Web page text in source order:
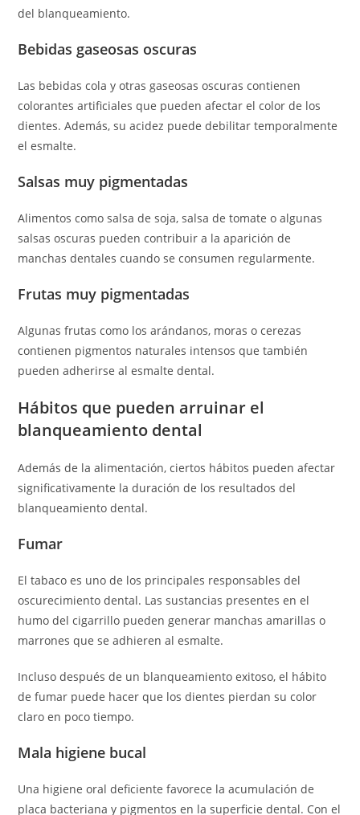
del blanqueamiento.
Bebidas gaseosas oscuras
Las bebidas cola y otras gaseosas oscuras contienen
colorantes artificiales que pueden afectar el color de los
dientes. Además, su acidez puede debilitar temporalmente
el esmalte.
Salsas muy pigmentadas
Alimentos como salsa de soja, salsa de tomate o algunas
salsas oscuras pueden contribuir a la aparición de
manchas dentales cuando se consumen regularmente.
Frutas muy pigmentadas
Algunas frutas como los arándanos, moras o cerezas
contienen pigmentos naturales intensos que también
pueden adherirse al esmalte dental.
Hábitos que pueden arruinar el
blanqueamiento dental
Además de la alimentación, ciertos hábitos pueden afectar
significativamente la duración de los resultados del
blanqueamiento dental.
Fumar
El tabaco es uno de los principales responsables del
oscurecimiento dental. Las sustancias presentes en el
humo del cigarrillo pueden generar manchas amarillas o
marrones que se adhieren al esmalte.
Incluso después de un blanqueamiento exitoso, el hábito
de fumar puede hacer que los dientes pierdan su color
claro en poco tiempo.
Mala higiene bucal
Una higiene oral deficiente favorece la acumulación de
placa bacteriana y pigmentos en la superficie dental. Con el